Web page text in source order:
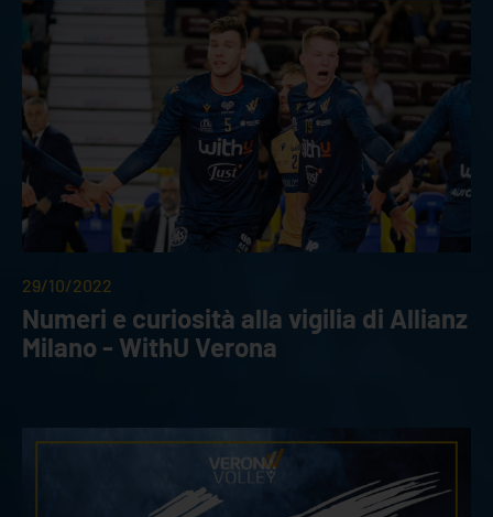
29/10/2022
Numeri e curiosità alla vigilia di Allianz
Milano - WithU Verona